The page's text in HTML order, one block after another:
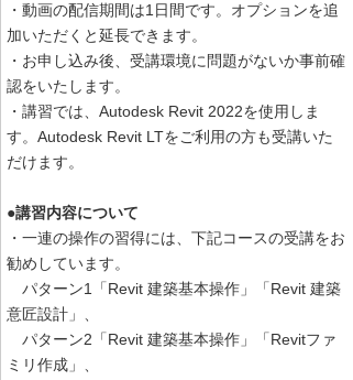
・動画の配信期間は1日間です。オプションを追
加いただくと延長できます。
・お申し込み後、受講環境に問題がないか事前確
認をいたします。
・講習では、Autodesk Revit 2022を使用しま
す。Autodesk Revit LTをご利用の方も受講いた
だけます。
●講習内容について
・一連の操作の習得には、下記コースの受講をお
勧めしています。
パターン1「Revit 建築基本操作」「Revit 建築
意匠設計」、
パターン2「Revit 建築基本操作」「Revitファ
ミリ作成」、